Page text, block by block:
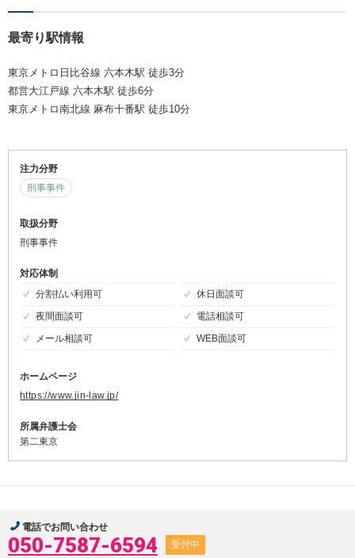
最寄り駅情報
東京メトロ日比谷線 六本木駅 徒歩3分
都営大江戸線 六本木駅 徒歩6分
東京メトロ南北線 麻布十番駅 徒歩10分
注力分野
刑事事件
取扱分野
刑事事件
対応体制
分割払い利用可
休日面談可
夜間面談可
電話相談可
メール相談可
WEB面談可
ホームページ
https://www.jin-law.jp/
所属弁護士会
第二東京
電話でお問い合わせ
050-7587-6594 受付中